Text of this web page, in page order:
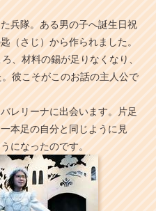
兵隊。ある男の子へ誕生日祝
（さじ）から作られました。
、材料の錫が足りなくなり、
彼こそがこのお話の主人公で
レリーナに出会います。片足
本足の自分と同じように見
になったのです。